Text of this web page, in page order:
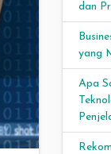
dan
yang
Apa